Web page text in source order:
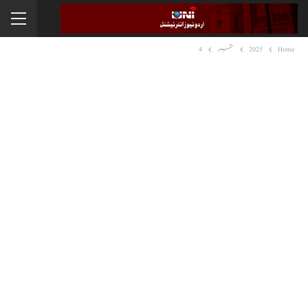
Home
2025 ستمبر 4